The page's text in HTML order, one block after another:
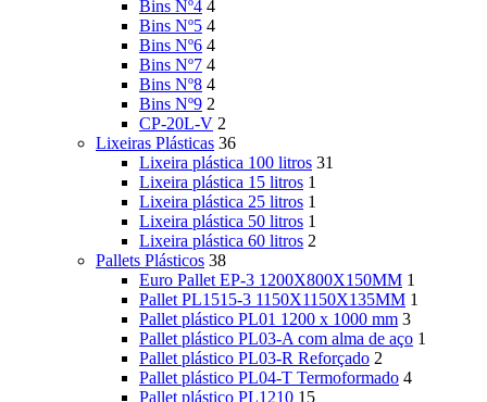
Bins Nº4 4
Bins Nº5 4
Bins Nº6 4
Bins Nº7 4
Bins Nº8 4
Bins Nº9 2
CP-20L-V 2
Lixeiras Plásticas 36
Lixeira plástica 100 litros 31
Lixeira plástica 15 litros 1
Lixeira plástica 25 litros 1
Lixeira plástica 50 litros 1
Lixeira plástica 60 litros 2
Pallets Plásticos 38
Euro Pallet EP-3 1200X800X150MM 1
Pallet PL1515-3 1150X1150X135MM 1
Pallet plástico PL01 1200 x 1000 mm 3
Pallet plástico PL03-A com alma de aço 1
Pallet plástico PL03-R Reforçado 2
Pallet plástico PL04-T Termoformado 4
Pallet plástico PL1210 15